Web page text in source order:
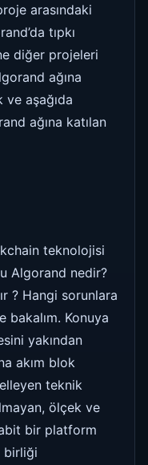
arasındaki
tıpkı
diğer projeleri
ağına
ve aşağıda
ağına katılan
teknolojisi
Algorand nedir?
? Hangi sorunlara
Konuya
yakından
akım blok
teknik
ölçek ve
bir platform
birliği